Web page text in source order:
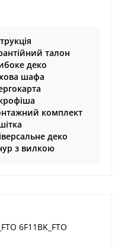
талон
деко
шафа
комплект
деко
з вилкою
6F11BK_FTO